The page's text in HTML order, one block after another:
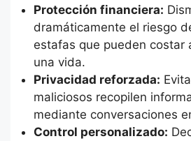
Protección financiera:
dramáticamente el riesgo
estafas que pueden costar
una vida.
Privacidad reforzada:
maliciosos recopilen
mediante conversaciones
Control personalizado: